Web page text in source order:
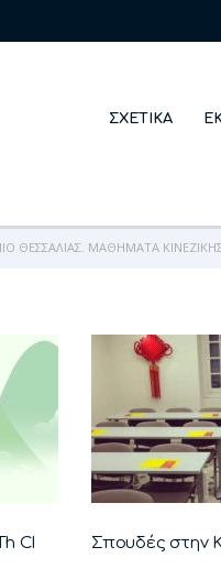
ΣΧΕΤΙΚΆ
ΘΕΣΣΑΛΊΑΣ. ΜΑΘΉΜΑΤΑ
CI
Σπουδές στην